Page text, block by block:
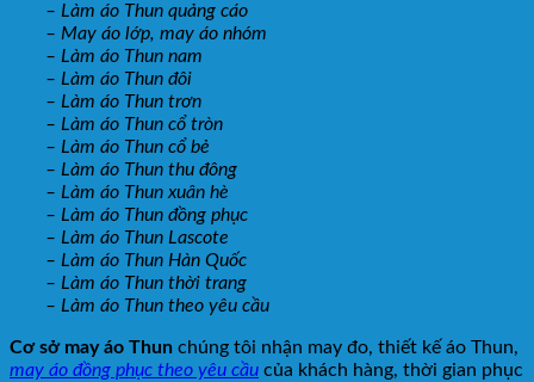
– Làm áo Thun quảng cáo
– May áo lớp, may áo nhóm
– Làm áo Thun nam
– Làm áo Thun đôi
– Làm áo Thun trơn
– Làm áo Thun cổ tròn
– Làm áo Thun cổ bẻ
– Làm áo Thun thu đông
– Làm áo Thun xuân hè
– Làm áo Thun đồng phục
– Làm áo Thun Lascote
– Làm áo Thun Hàn Quốc
– Làm áo Thun thời trang
– Làm áo Thun theo yêu cầu
Cơ sở may áo Thun chúng tôi nhận may đo, thiết kế áo Thun,
may áo đồng phục theo yêu cầu của khách hàng, thời gian phục